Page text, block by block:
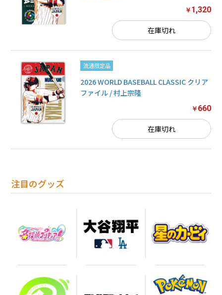
注目のグッズ
￥ 1,320
在庫切れ
流通限定品
2026 WORLD BASEBALL CLASSIC クリア
ファイル / 村上宗隆
￥ 660
在庫切れ